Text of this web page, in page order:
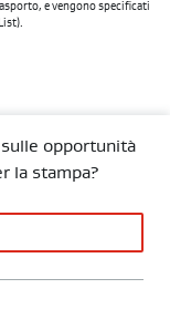
e vengono specificati
opportunità
la stampa?